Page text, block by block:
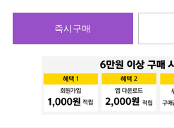
즉시구매